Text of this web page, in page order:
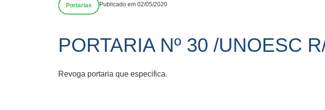
Portarias Publicado em 02/05/2020
PORTARIA Nº 30 /UNOESC
Revoga portaria que especifica.